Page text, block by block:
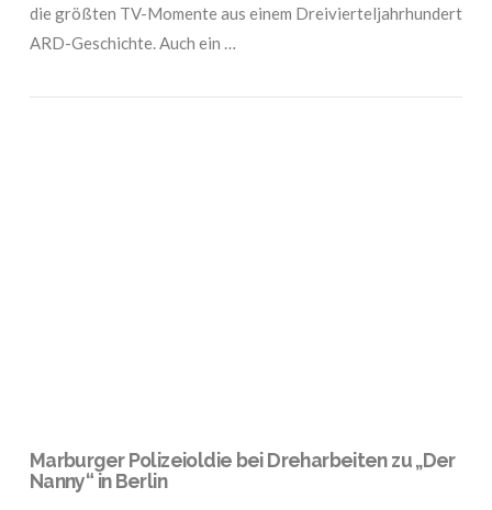
die größten TV-Momente aus einem Dreivierteljahrhundert
ARD-Geschichte. Auch ein …
Marburger Polizeioldie bei Dreharbeiten zu „Der
Nanny“ in Berlin